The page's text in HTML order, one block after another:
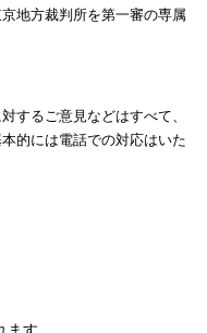
地方裁判所を第一審の専属
するご意見などはすべて、
的には電話での対応はいた